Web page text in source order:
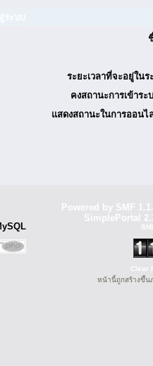
ระยะเวลาที่จะอยู่ใน
คงสถานะการเข้าระ
แสดงสถานะในการออน
Powered by SMF
SimplePortal
Clear
หน้านี้ถูกสร้างขึ้น